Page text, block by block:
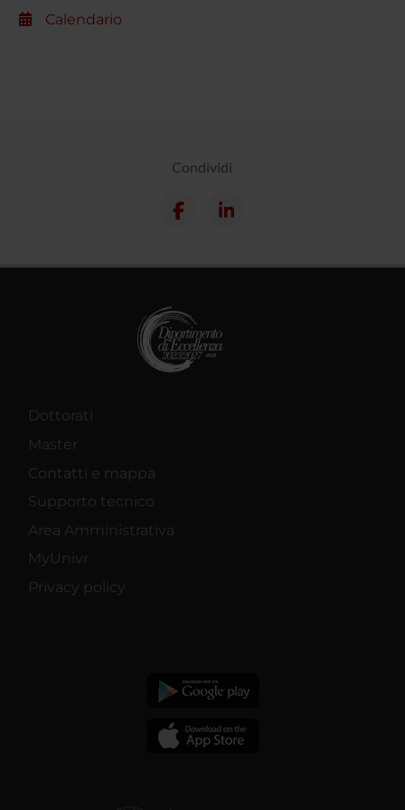
Calendario
Condividi
Dottorati
Master
Contatti e mappa
Supporto tecnico
Area Amministrativa
MyUnivr
Privacy policy